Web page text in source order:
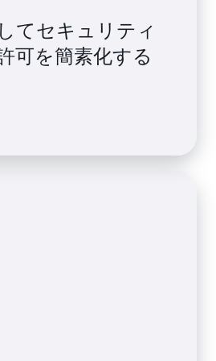
てセキュリティ
可を簡素化する